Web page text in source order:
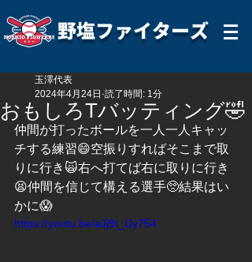
野塩ファイターズ
おもしろTバッティング🤣
玉澤代表
2024年4月24日 読了時間: 1分
仲間が打ったボールを一人一人キャッ
チする練習😄空振りすればそこまで取
りに行き🙀右へ打てば右に取りに行き
😫仲間を信じて構える選手🥺結果はい
かに😱
https://youtu.be/aJj9t_Uy754